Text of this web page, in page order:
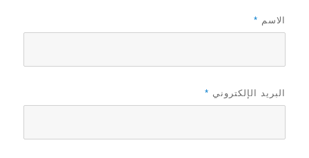
الاسم *
البريد الإلكتروني *